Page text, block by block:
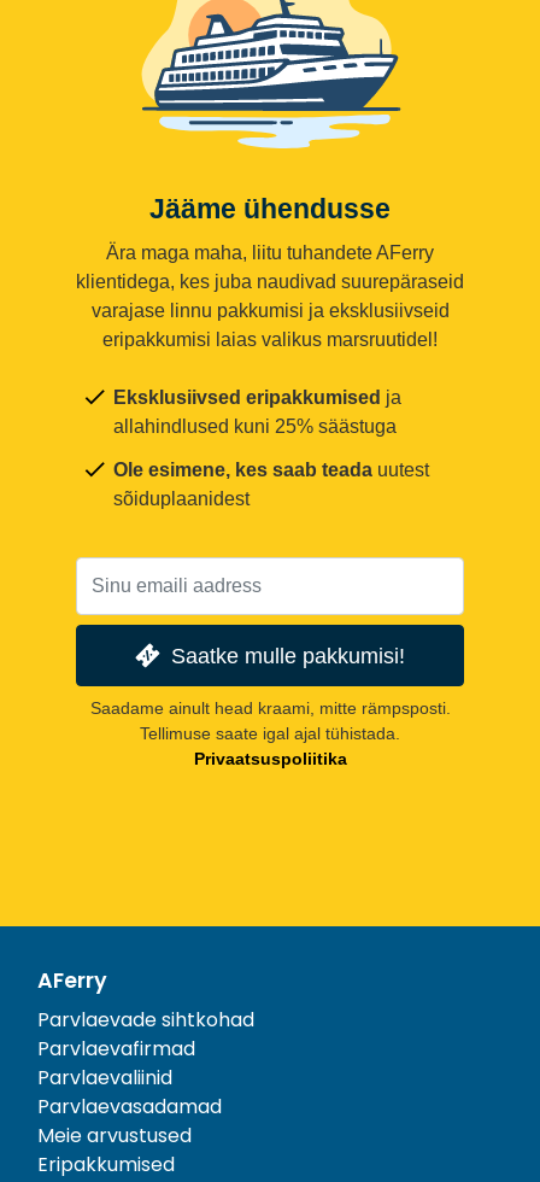
Jääme ühendusse
Ära maga maha, liitu tuhandete AFerry
klientidega, kes juba naudivad suurepäraseid
varajase linnu pakkumisi ja eksklusiivseid
eripakkumisi laias valikus marsruutidel!
Eksklusiivsed eripakkumised ja
allahindlused kuni 25% säästuga
Ole esimene, kes saab teada uutest
sõiduplaanidest
Saatke mulle pakkumisi!
Saadame ainult head kraami, mitte rämpsposti.
Tellimuse saate igal ajal tühistada.
Privaatsuspoliitika
AFerry
Parvlaevade sihtkohad
Parvlaevafirmad
Parvlaevaliinid
Parvlaevasadamad
Meie arvustused
Eripakkumised